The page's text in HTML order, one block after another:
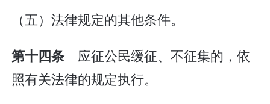
（五）法律规定的其他条件。
第十四条 应征公民缓征、不征集的，依
照有关法律的规定执行。